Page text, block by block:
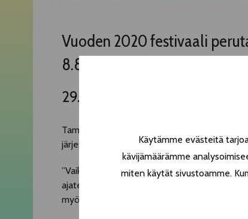
Käytämme evästeitä
kävijämäärämme
miten käytät sivustoamme.
Vuoden 2020 festivaali
8.8.2021
29.4.2020
Tampereen Teatterikesän hallitus on
järjestetä tänä vuonna koronavirustilanteen
”Vaikka päätös festivaalin perumisesta on
ajateltava ihmisten terveyttä ja
myöhempään ajankohtaan ei ole